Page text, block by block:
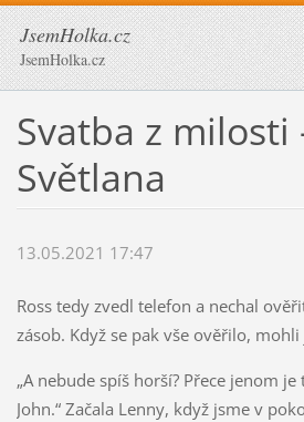
JsemHolka.cz
JsemHolka.cz
Svatba z milosti
Světlana
13.05.2021 17:47
Ross tedy zvedl telefon a nechal
zásob. Když se pak vše ověřilo,
„A nebude spíš horší? Přece jenom
John.“ Začala Lenny, když jsme v